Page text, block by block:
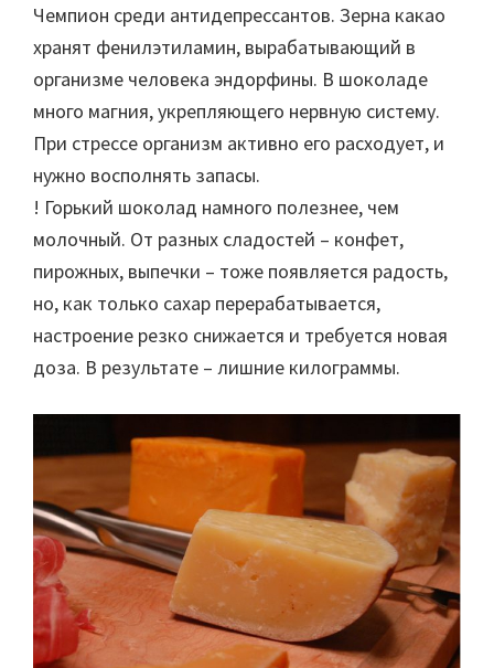
Чемпион среди антидепрессантов. Зерна какао
хранят фенилэтиламин, вырабатывающий в
организме человека эндорфины. В шоколаде
много магния, укрепляющего нервную систему.
При стрессе организм активно его расходует, и
нужно восполнять запасы.
! Горький шоколад намного полезнее, чем
молочный. От разных сладостей – конфет,
пирожных, выпечки – тоже появляется радость,
но, как только сахар перерабатывается,
настроение резко снижается и требуется новая
доза. В результате – лишние килограммы.